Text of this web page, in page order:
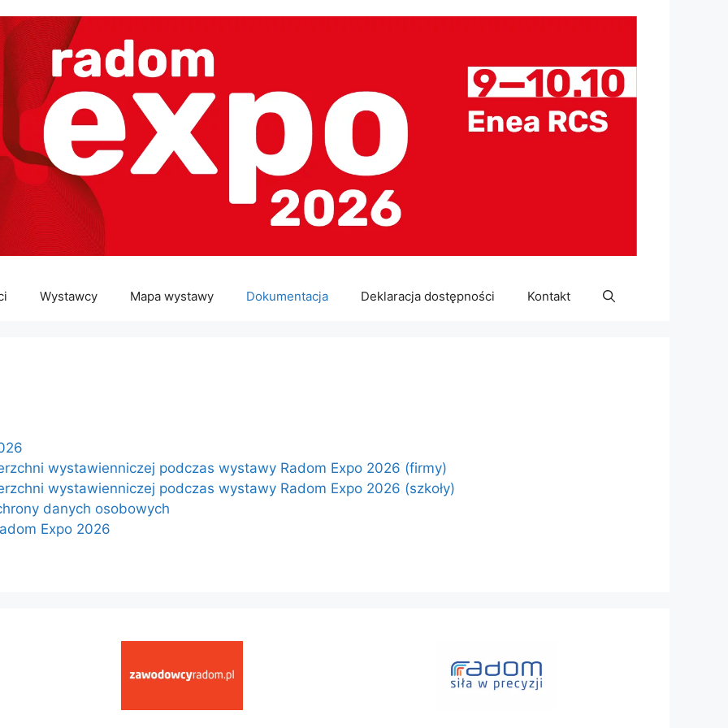
Wystawcy Mapa wystawy Dokumentacja Deklaracja dostępności Kontakt
wystawienniczej podczas wystawy Radom Expo 2026 (firmy)
wystawienniczej podczas wystawy Radom Expo 2026 (szkoły)
danych osobowych
Expo 2026